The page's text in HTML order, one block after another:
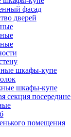
фасад
дверей
шкафы-купе
шкафы-купе
секция посередине
помещения